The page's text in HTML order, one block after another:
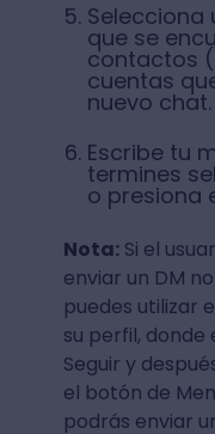
Selecciona
que se
contactos
cuentas
nuevo chat.
Escribe tu
termines
o presiona
Nota:Si el
enviar un DM
puedes utilizar
su perfil,
Seguir y
el botón de
podrás enviar